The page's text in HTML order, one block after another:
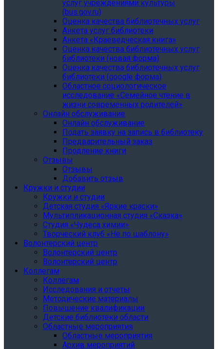
услуг учреждениями культуры
(bus.gov.ru)
Оценка качества библиотечных услуг
Анкета услуг библиотеки
Анкета «Краеведческая книга»
Oценка качества библиотечных услуг
библиотеки (новая форма)
Oценка качества библиотечных услуг
библиотеки (google форма)
Областное социологическое
исследование «Семейное чтение в
жизни современных родителей»
Онлайн обслуживание
Онлайн обслуживание
Подать заявку на запись в библиотеку
Предварительный заказ
Продление книги
Отзывы
Отзывы
Добавить отзыв
Кружки и студии
Кружки и студии
Детская студия «Яркие краски»
Мультипликационная студия «Сказка»
Студия «Чудеса химии»
Творческий клуб «Не по шаблону»
Волонтерский центр
Волонтерский центр
Волонтерский центр
Коллегам
Коллегам
Исследования и отчеты
Методические материалы
Повышение квалификации
Детские библиотеки области
Областные мероприятия
Областные мероприятия
Архив мероприятий